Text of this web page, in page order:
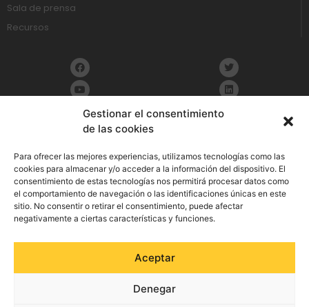
Gestionar el consentimiento
de las cookies
Para ofrecer las mejores experiencias, utilizamos tecnologías como las
cookies para almacenar y/o acceder a la información del dispositivo. El
consentimiento de estas tecnologías nos permitirá procesar datos como
el comportamiento de navegación o las identificaciones únicas en este
sitio. No consentir o retirar el consentimiento, puede afectar
negativamente a ciertas características y funciones.
Aceptar
Denegar
Sala de prensa
Recursos
Política de Privacidad
Aviso Legal
Política de cookies
Política de Seguridad de la Información